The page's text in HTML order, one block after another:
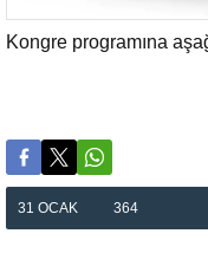
Kongre programına
31 OCAK 364